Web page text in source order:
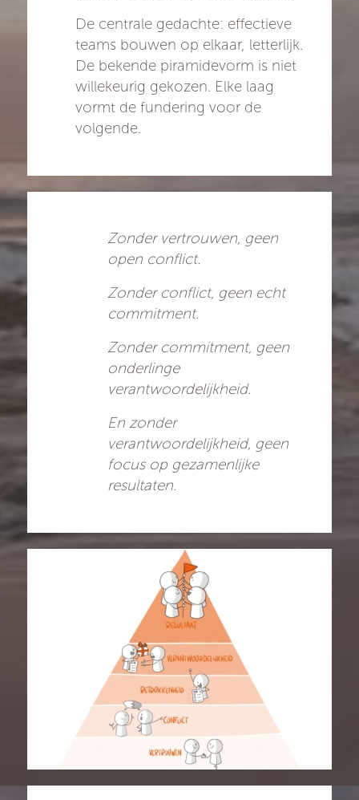
De centrale gedachte: effectieve
teams bouwen op elkaar, letterlijk.
De bekende piramidevorm is niet
willekeurig gekozen. Elke laag
vormt de fundering voor de
volgende.
Zonder vertrouwen, geen
open conflict.
Zonder conflict, geen echt
commitment.
Zonder commitment, geen
onderlinge
verantwoordelijkheid.
En zonder
verantwoordelijkheid, geen
focus op gezamenlijke
resultaten.